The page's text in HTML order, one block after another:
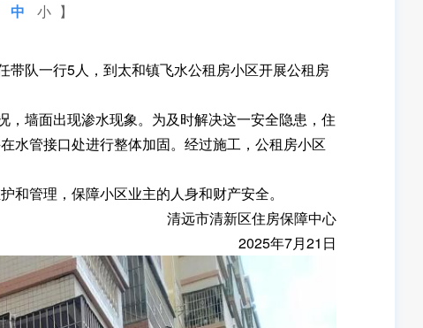
中 小 】
队一行5人，到太和镇飞水公租房小区开展公租房
墙面出现渗水现象。为及时解决这一安全隐患，住
水管接口处进行整体加固。经过施工，公租房小区
管理，保障小区业主的人身和财产安全。
清远市清新区住房保障中心
2025年7月21日